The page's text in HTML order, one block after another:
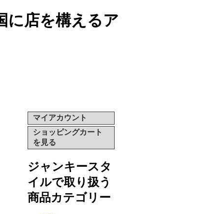
に店を構えるア
マイアカウント
ショッピングカート
を見る
ジャンキースタ
イルで取り扱う
商品カテゴリー